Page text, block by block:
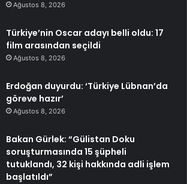
Ağustos 8, 2026
Türkiye’nin Oscar adayı belli oldu: 17
film arasından seçildi
Ağustos 8, 2026
Erdoğan duyurdu: ‘Türkiye Lübnan’da
göreve hazır’
Ağustos 8, 2026
Bakan Gürlek: “Gülistan Doku
soruşturmasında 15 şüpheli
tutuklandı, 32 kişi hakkında adli işlem
başlatıldı”